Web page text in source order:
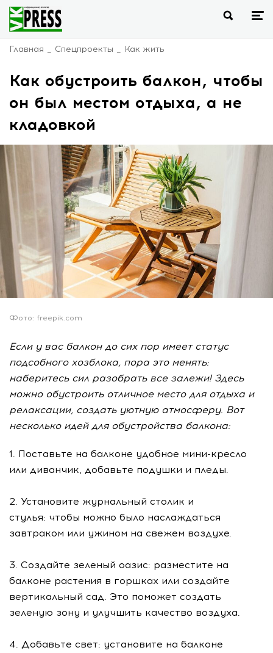
Главная Спецпроекты Как жить
Как обустроить балкон, чтобы
он был местом отдыха, а не
кладовкой
Фото: freepik.com
Если у вас балкон до сих пор имеет статус
подсобного хозблока, пора это менять:
наберитесь сил разобрать все залежи! Здесь
можно обустроить отличное место для отдыха и
релаксации, создать уютную атмосферу. Вот
несколько идей для обустройства балкона:
1. Поставьте на балконе удобное мини-кресло
или диванчик, добавьте подушки и пледы.
2. Установите журнальный столик и
стулья: чтобы можно было наслаждаться
завтраком или ужином на свежем воздухе.
3. Создайте зеленый оазис: разместите на
балконе растения в горшках или создайте
вертикальный сад. Это поможет создать
зеленую зону и улучшить качество воздуха.
4. Добавьте свет: установите на балконе